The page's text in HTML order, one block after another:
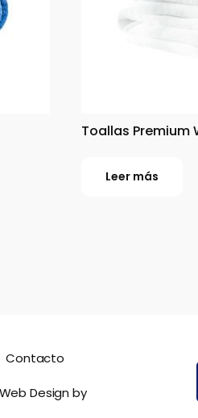
Toallas Premium
Leer más
Contacto
Design by